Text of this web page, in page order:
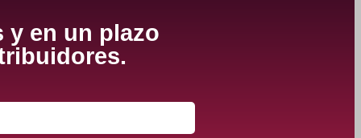
y en un plazo